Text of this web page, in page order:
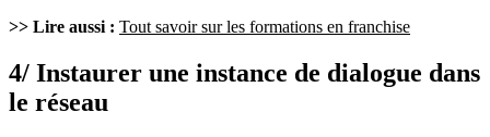
>> Lire aussi : Tout savoir sur les formations en franchise
4/ Instaurer une instance de dialogue dans
le réseau